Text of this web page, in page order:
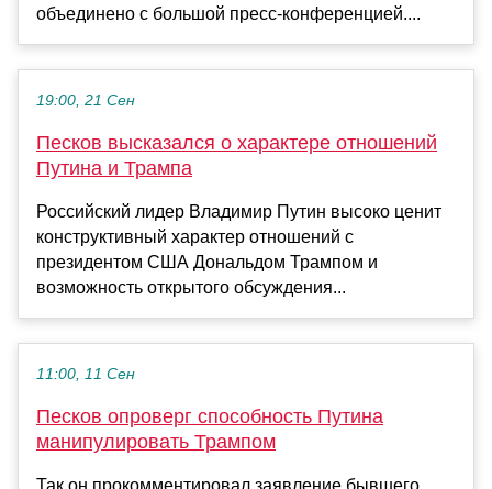
объединено с большой пресс-конференцией....
19:00, 21 Сен
Песков высказался о характере отношений
Путина и Трампа
Российский лидер Владимир Путин высоко ценит
конструктивный характер отношений с
президентом США Дональдом Трампом и
возможность открытого обсуждения...
11:00, 11 Сен
Песков опроверг способность Путина
манипулировать Трампом